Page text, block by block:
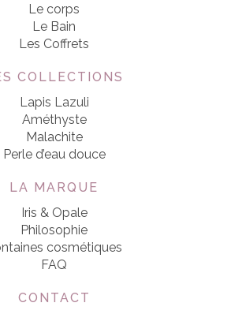
Le corps
Le Bain
Les Coffrets
COLLECTIONS
Lapis Lazuli
Améthyste
Malachite
Perle d’eau douce
LA MARQUE
Iris & Opale
Philosophie
cosmétiques
FAQ
CONTACT